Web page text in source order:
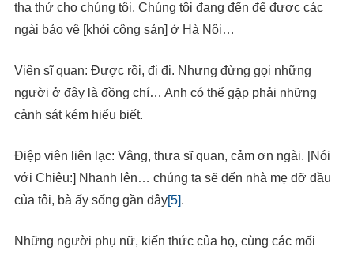
tha thứ cho chúng tôi. Chúng tôi đang đến để được các
ngài bảo vệ [khỏi cộng sản] ở Hà Nội…
Viên sĩ quan: Được rồi, đi đi. Nhưng đừng gọi những
người ở đây là đồng chí… Anh có thể gặp phải những
cảnh sát kém hiểu biết.
Điệp viên liên lạc: Vâng, thưa sĩ quan, cảm ơn ngài. [Nói
với Chiêu:] Nhanh lên… chúng ta sẽ đến nhà mẹ đỡ đầu
của tôi, bà ấy sống gần đây[5].
Những người phụ nữ, kiến thức của họ, cùng các mối